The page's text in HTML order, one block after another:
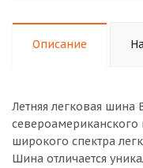
Описание
Летняя легковая шина
североамериканского
широкого спектра
Шина отличается